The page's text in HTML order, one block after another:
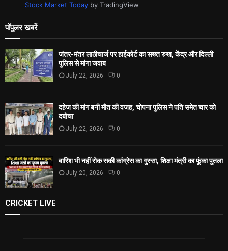
Stock Market Today by TradingView
पॉपुलर खबरें
जंतर-मंतर लाठीचार्ज पर हाईकोर्ट का सख्त रुख, केंद्र और दिल्ली
पुलिस से मांगा जवाब
July 22, 2026 0
दहेज की मांग बनी मौत की वजह, चोपना पुलिस ने पति समेत चार को
दबोचा
July 22, 2026 0
बारिश भी नहीं रोक सकी कांग्रेस का गुस्सा, शिक्षा मंत्री का फूंका पुतला
July 20, 2026 0
CRICKET LIVE